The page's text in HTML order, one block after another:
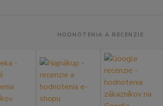
HODNOTENIA A RECENZIE